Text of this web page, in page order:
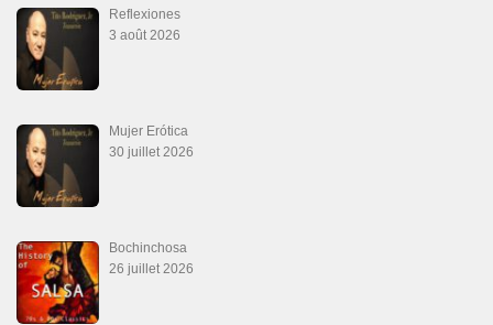
Reflexiones
3 août 2026
Mujer Erótica
30 juillet 2026
Bochinchosa
26 juillet 2026